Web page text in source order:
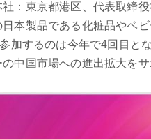
：東京都港区、代表取締
日本製品である化粧品やベ
加するのは今年で4回目と
中国市場への進出拡大をサ